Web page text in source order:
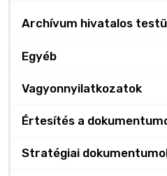
Archívum hivatalos
Egyéb
Vagyonnyilatkozatok
Értesítés a
Stratégiai